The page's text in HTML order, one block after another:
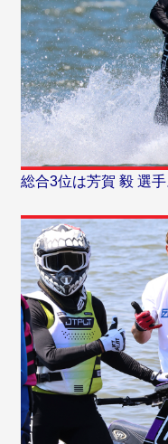
総合3位は芳賀 毅 選手